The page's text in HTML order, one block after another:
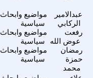
مواضيع وابحاث
سياسية
عبدالامير
الركابي
مواضيع وابحاث
سياسية
رفعت
عوض الله
مواضيع وابحاث
سياسية
رمضان
حمزة
محمد